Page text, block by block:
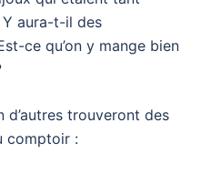
Y aura-t-il des
ce qu’on y mange bien
d’autres trouveront des
comptoir :